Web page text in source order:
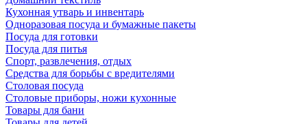
Кухонная утварь и инвентарь
Одноразовая посуда и бумажные пакеты
Посуда для готовки
Посуда для питья
Спорт, развлечения, отдых
Средства для борьбы с вредителями
Столовая посуда
Столовые приборы, ножи кухонные
Товары для бани